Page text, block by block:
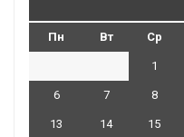
Пн Вт Ср
1
6 7 8
13 14 15